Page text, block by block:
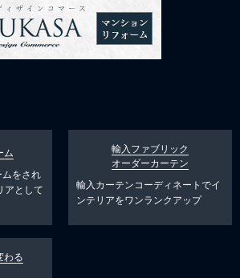
ム
をされ
アとして
輸入ファブリック
オーダーカーテン
輸入カーテンコーディネートでイ
ンテリアをワンランクアップ
わる